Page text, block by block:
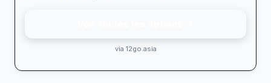
via 12go.asia